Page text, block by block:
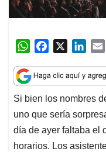
W
a
t
s
A
p
p
c
e
b
o
o
k
n
k
e
d
I
n
Si bien los nombres
uno que sería
día de ayer faltaba el
horarios. Los